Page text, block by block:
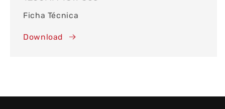
Ficha Técnica
Download